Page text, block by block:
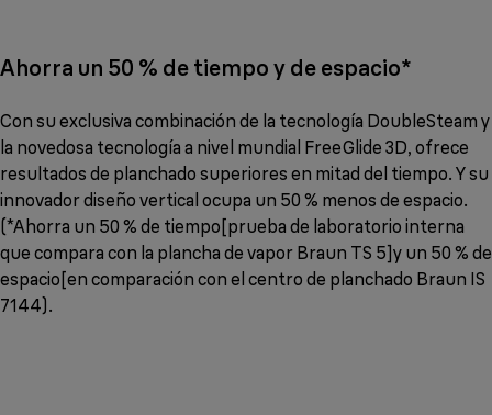
Ahorra un 50 % de tiempo y de espacio*
Con su exclusiva combinación de la tecnología DoubleSteam y
la novedosa tecnología a nivel mundial FreeGlide 3D, ofrece
resultados de planchado superiores en mitad del tiempo. Y su
innovador diseño vertical ocupa un 50 % menos de espacio.
(*Ahorra un 50 % de tiempo[prueba de laboratorio interna
que compara con la plancha de vapor Braun TS 5]y un 50 % de
espacio[en comparación con el centro de planchado Braun IS
7144).